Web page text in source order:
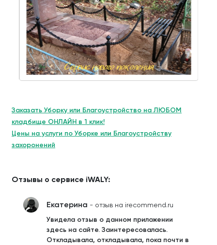
Заказать Уборку или Благоустройство на ЛЮБОМ
кладбище ОНЛАЙН в 1 клик!
Цены на услуги по Уборке или Благоустройству
захоронений
Отзывы о сервисе iWALY:
Екатерина - отзыв на irecommend.ru
Увидела отзыв о данном приложении
здесь на сайте. Заинтересовалась.
Откладывала, откладывала, пока почти в